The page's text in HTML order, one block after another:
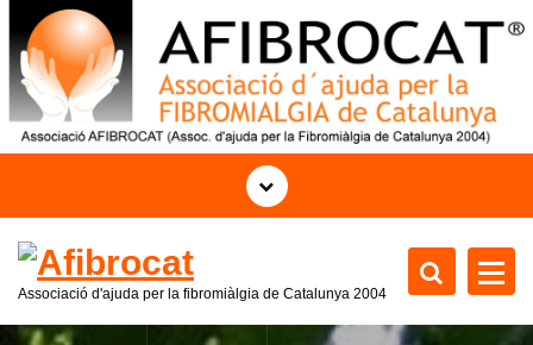
r
t
Associació d'ajuda per la fibromiàlgia de Catalunya 2004